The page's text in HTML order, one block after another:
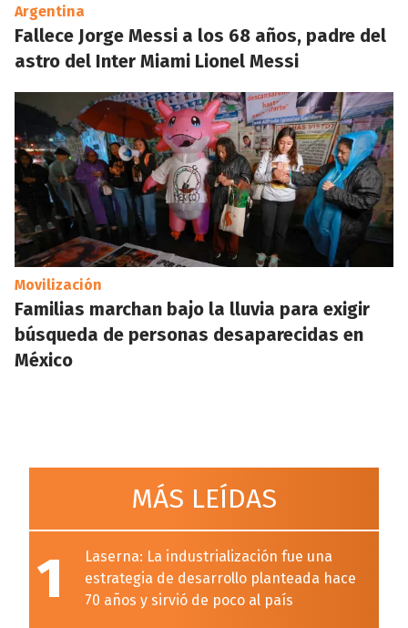
Argentina
Fallece Jorge Messi a los 68 años, padre del
astro del Inter Miami Lionel Messi
Movilización
Familias marchan bajo la lluvia para exigir
búsqueda de personas desaparecidas en
México
MÁS LEÍDAS
1
Laserna: La industrialización fue una
estrategia de desarrollo planteada hace
70 años y sirvió de poco al país